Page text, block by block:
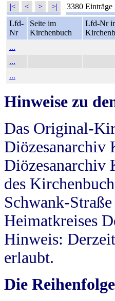
|< < > >| 3380 Einträge
Lfd-
Nr
Seite im
Kirchenbuch
Lfd-Nr
...
...
...
Hinweise zu
Das Original-
Diözesanarchiv
Diözesanarchiv
des
Schwank-
Heimatkreises
Hinweis:
erlaubt.
Die